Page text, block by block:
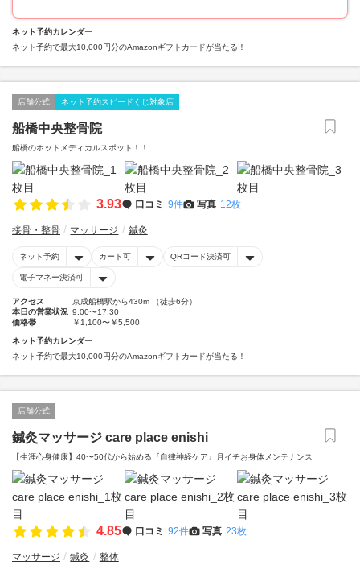
ネット予約カレンダー
ネット予約で最大10,000円分のAmazonギフトカードが当たる！
店舗公式 ネット予約スピードくじ対象店
船橋中央整骨院
船橋のホットメディカルスポット！！
3.93 口コミ 9件 写真 12枚
接骨・整骨 マッサージ 鍼灸
ネット予約 カード可 QRコード決済可
電子マネー決済可
アクセス
京成船橋駅から430m （徒歩6分）
本日の営業状況 9:00〜17:30
価格帯
￥1,100〜￥5,500
ネット予約カレンダー
ネット予約で最大10,000円分のAmazonギフトカードが当たる！
店舗公式
鍼灸マッサージ care place enishi
【生涯心身健康】40〜50代から始める『自律神経ケア』月イチお身体メンテナンス
4.85 口コミ 92件 写真 23枚
マッサージ 鍼灸 整体